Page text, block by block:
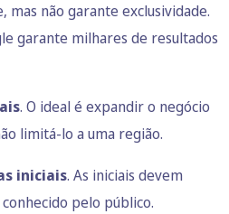
mas não garante exclusividade.
garante milhares de resultados
. O ideal é expandir o negócio
limitá-lo a uma região.
iniciais. As iniciais devem
pelo público.